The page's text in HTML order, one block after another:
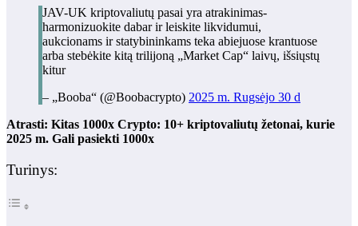
JAV-UK kriptovaliutų pasai yra atrakinimas-
harmonizuokite dabar ir leiskite likvidumui,
aukcionams ir statybininkams teka abiejuose krantuose
arba stebėkite kitą trilijoną „Market Cap“ laivų, išsiųstų
kitur
– „Booba“ (@Boobacrypto) 2025 m. Rugsėjo 30 d
Atrasti: Kitas 1000x Crypto: 10+ kriptovaliutų žetonai, kurie
2025 m. Gali pasiekti 1000x
Turinys: